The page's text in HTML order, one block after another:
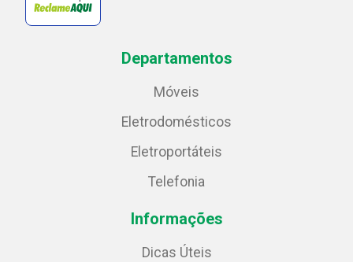
Departamentos
Móveis
Eletrodomésticos
Eletroportáteis
Telefonia
Informações
Dicas Úteis